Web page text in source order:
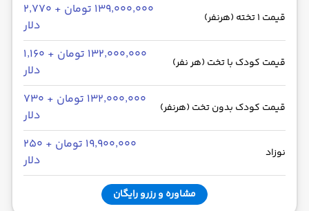
قیمت 1 تخته (هرنفر)
۱۳۹٬۰۰۰٬۰۰۰ تومان + ۲٬۷۷۰
دلار
قیمت کودک با تخت (هر نفر)
۱۳۲٬۰۰۰٬۰۰۰ تومان + ۱٬۱۶۰
دلار
قیمت کودک بدون تخت (هرنفر)
۱۳۲٬۰۰۰٬۰۰۰ تومان + ۷۳۰
دلار
نوزاد
۱۹٬۹۰۰٬۰۰۰ تومان + ۲۵۰
دلار
مشاوره و رزرو رایگان